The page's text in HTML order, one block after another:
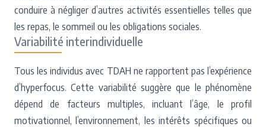
conduire à négliger d’autres activités essentielles telles que
les repas, le sommeil ou les obligations sociales.
Variabilité interindividuelle
Tous les individus avec TDAH ne rapportent pas l’expérience
d’hyperfocus. Cette variabilité suggère que le phénomène
dépend de facteurs multiples, incluant l’âge, le profil
motivationnel, l’environnement, les intérêts spécifiques ou